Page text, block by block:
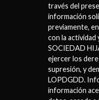
través del
información
previamente,
con la
SOCIEDAD
ejercer los
supresión, y
LOPDGDD.
información